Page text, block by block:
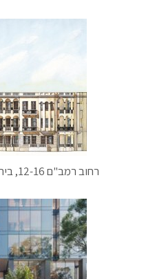
רחוב רמב"ם 12-16, בית העמודים, תל אביב-יפו